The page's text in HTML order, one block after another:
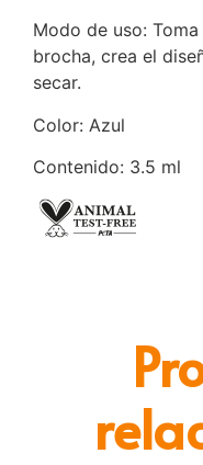
Modo de uso:
brocha, crea el
secar.
Color: Azul
Contenido: 3.5 ml